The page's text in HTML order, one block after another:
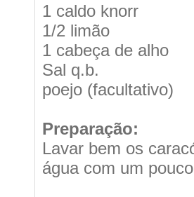
1 caldo knorr
1/2 limão
1 cabeça de alho
Sal q.b.
poejo (facultativo)
Preparação:
Lavar bem os
água com um